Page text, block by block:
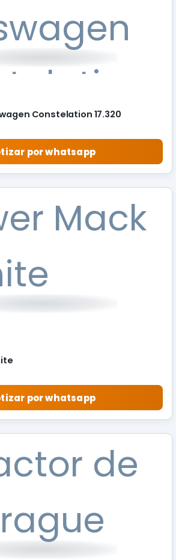
Constelation 17.320
por whatsapp
por whatsapp